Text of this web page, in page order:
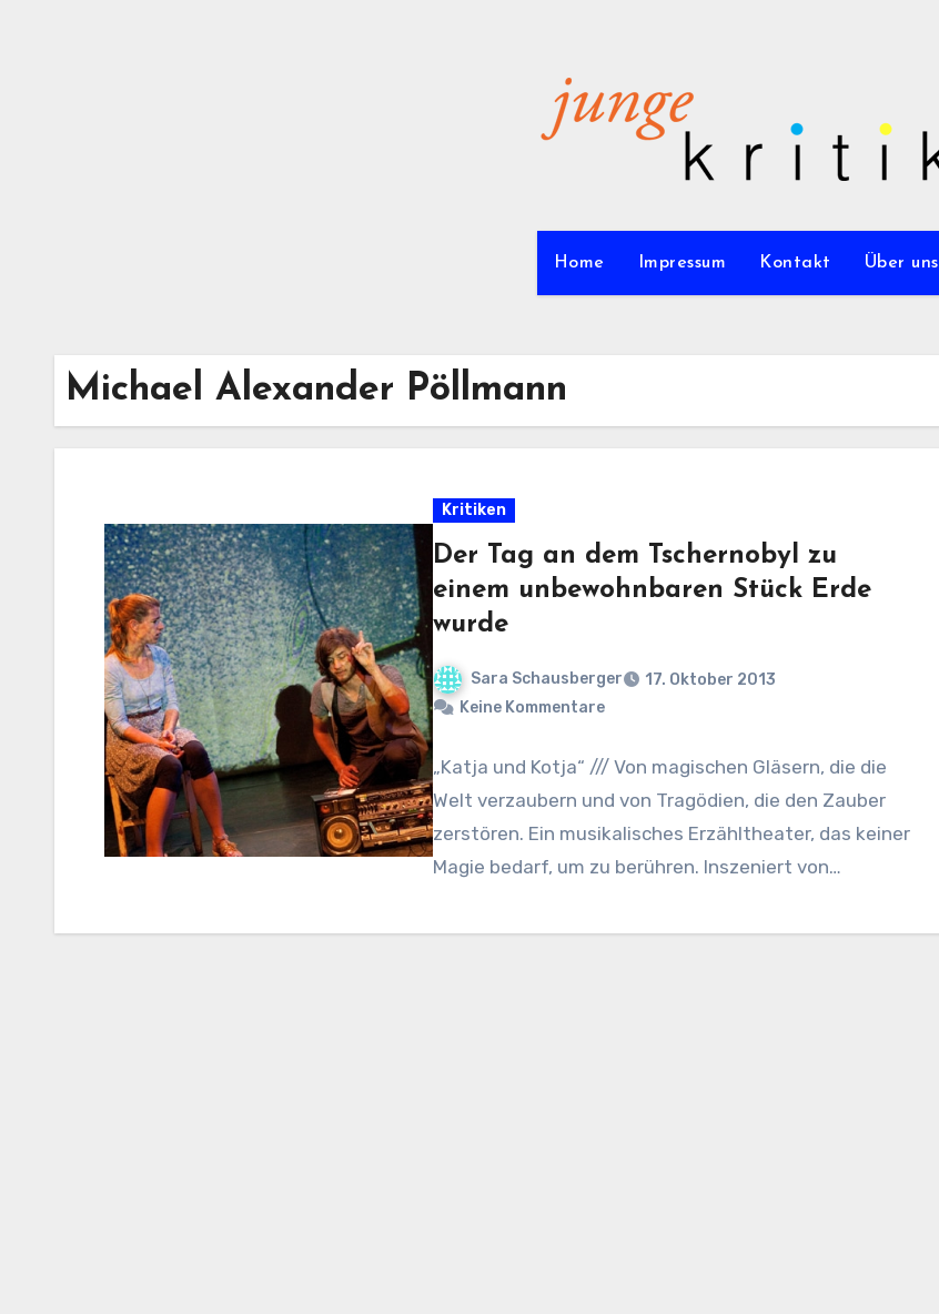
Home Impressum Kontakt Über uns
Michael Alexander Pöllmann
Kritiken
Der Tag an dem Tschernobyl zu
einem unbewohnbaren Stück Erde
wurde
Sara Schausberger
17. Oktober 2013
Keine Kommentare
„Katja und Kotja“ /// Von magischen Gläsern, die die
Welt verzaubern und von Tragödien, die den Zauber
zerstören. Ein musikalisches Erzähltheater, das keiner
Magie bedarf, um zu berühren. Inszeniert von…